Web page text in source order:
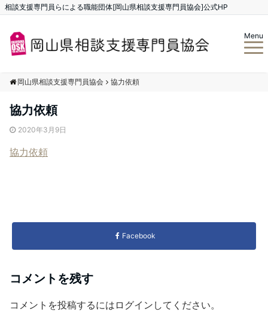
相談支援専門員らによる職能団体[岡山県相談支援専門員協会]公式HP
Menu
岡山県相談支援専門員協会 協力依頼
協力依頼
2020年3月9日
協力依頼
Facebook
コメントを残す
コメントを投稿するには ログイン してください。